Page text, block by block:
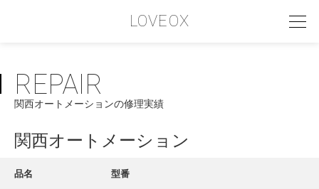
LOVEOX
PHILOSOPHY
フィロソフィー
COMPANY PROFILE
REPAIR
関西オートメーションの修理実績
関西オートメーション
品名 型番